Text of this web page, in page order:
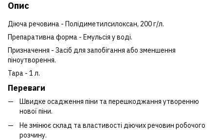
Опис
Діюча речовина - Полідиметилсилоксан, 200 г/л.
Препаративна форма - Емульсія у воді.
Призначення - Засіб для запобігання або зменшення
піноутворення.
Тара - 1 л.
Переваги
Швидке осадження піни та перешкоджання утворенню
нової піни.
Не змінює склад та властивості діючих речовин робочого
розчину.